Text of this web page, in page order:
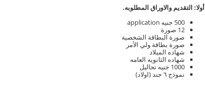
أولا: التقديم والاوراق المطلوبه.
500 جنيه application
12 صورة
صورة البطاقة الشخصية
صورة بطاقة ولي الأمر
شهاده الميلاد
شهاده الثانويه العامه
1000 جنيه تحاليل
نموذج ٦ جند (اولاد)